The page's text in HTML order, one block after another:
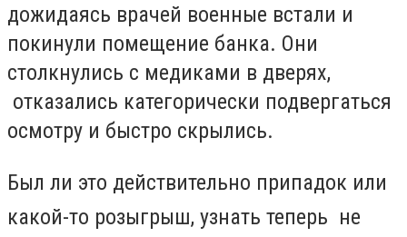
дожидаясь врачей военные встали и
покинули помещение банка. Они
столкнулись с медиками в дверях,
отказались категорически подвергаться
осмотру и быстро скрылись.
Был ли это действительно припадок или
какой-то розыгрыш, узнать теперь не